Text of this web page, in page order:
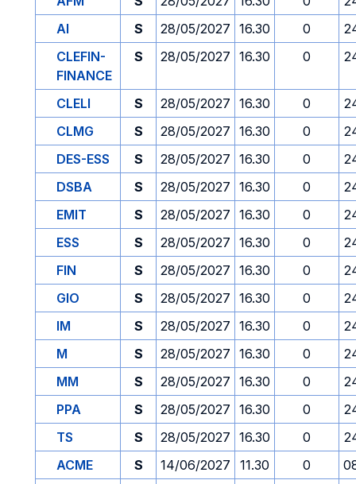
AI
S 28/05/2027 16.30 0
CLEFIN-
FINANCE
S 28/05/2027 16.30 0
CLELI S 28/05/2027 16.30 0
CLMG
S 28/05/2027 16.30 0
DES-ESS
S 28/05/2027 16.30 0
DSBA
S 28/05/2027 16.30 0
EMIT
S 28/05/2027 16.30 0
ESS
S 28/05/2027 16.30 0
FIN
S 28/05/2027 16.30 0
GIO
S 28/05/2027 16.30 0
IM
S 28/05/2027 16.30 0
M
S 28/05/2027 16.30 0
MM
S 28/05/2027 16.30 0
PPA
S 28/05/2027 16.30 0
TS
S 28/05/2027 16.30 0
ACME
S 14/06/2027 11.30 0